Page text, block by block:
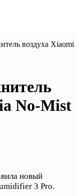
воздуха Xiaomi
No-Mist
новый
3 Pro.